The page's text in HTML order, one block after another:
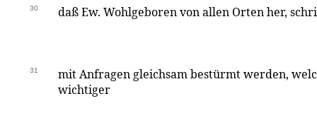
30 daß Ew. Wohlgeboren von allen Orten her,
31
mit Anfragen gleichsam bestürmt werden,
wichtiger